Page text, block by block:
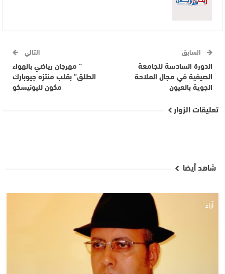
السابق
الدورة السادسة للجامعة
الصيفية في مجال الملاحة
الجوية بالعيون
التالي
” مهرجان رياضي بالهواء
الطلق” بقلب منتزه جيوبارك
مكون لليونيسكو
تعليقات الزوار
شاهد أيضا
آراء